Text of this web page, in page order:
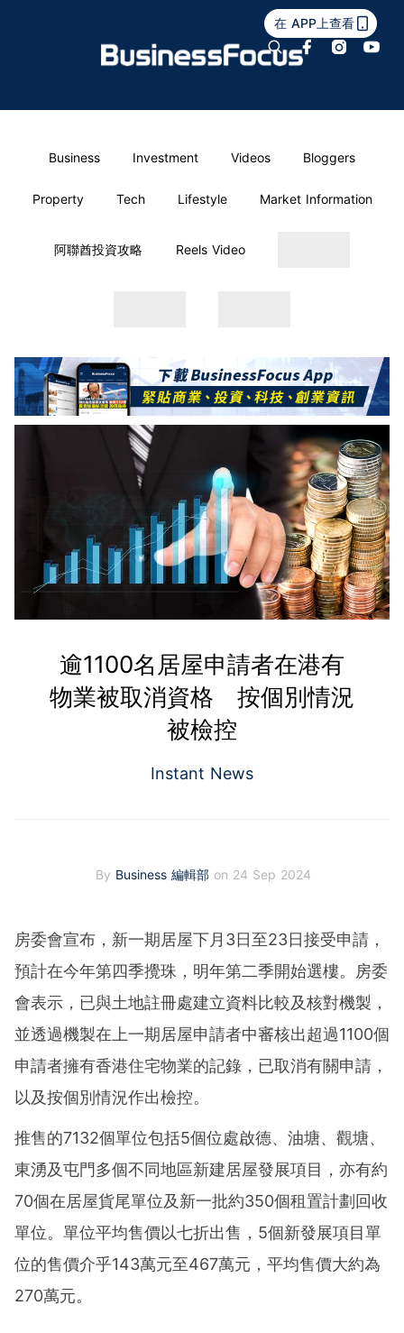
在 APP上查看
Business Investment Videos Bloggers
Property Tech Lifestyle Market Information
阿聯酋投資攻略 Reels Video
逾1100名居屋申請者在港有
物業被取消資格 按個別情況
被檢控
Instant News
By Business 編輯部 on 24 Sep 2024
房委會宣布，新一期居屋下月3日至23日接受申請，
預計在今年第四季攪珠，明年第二季開始選樓。房委
會表示，已與土地註冊處建立資料比較及核對機製，
並透過機製在上一期居屋申請者中審核出超過1100個
申請者擁有香港住宅物業的記錄，已取消有關申請，
以及按個別情況作出檢控。
推售的7132個單位包括5個位處啟德、油塘、觀塘、
東湧及屯門多個不同地區新建居屋發展項目，亦有約
70個在居屋貨尾單位及新一批約350個租置計劃回收
單位。單位平均售價以七折出售，5個新發展項目單
位的售價介乎143萬元至467萬元，平均售價大約為
270萬元。